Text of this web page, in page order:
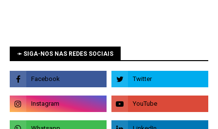
➛ SIGA-NOS NAS REDES SOCIAIS